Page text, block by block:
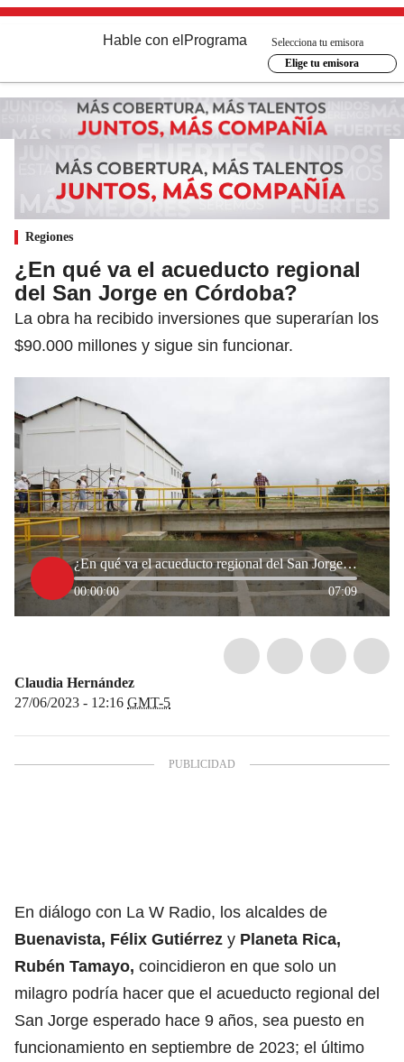
Hable con el Programa
Selecciona tu emisora
Elige tu emisora
Regiones
¿En qué va el acueducto regional
del San Jorge en Córdoba?
La obra ha recibido inversiones que superarían los
$90.000 millones y sigue sin funcionar.
¿En qué va el acueducto regional del San Jorge en Córdoba?
00:00:00 07:09
Claudia Hernández
27/06/2023 - 12:16 GMT-5
En diálogo con La W Radio, los alcaldes de
Buenavista, Félix Gutiérrez y Planeta Rica,
Rubén Tamayo, coincidieron en que solo un
milagro podría hacer que el acueducto regional del
San Jorge esperado hace 9 años, sea puesto en
funcionamiento en septiembre de 2023; el último